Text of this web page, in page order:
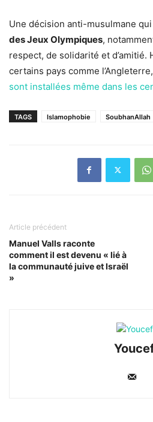
Une décision anti-musulmane
des Jeux Olympiques,
respect, de solidarité et d’amitié.
certains pays comme
sont installées même dans les
TAGS Islamophobie SoubhanAllah
Article précédent
Manuel Valls raconte
comment il est devenu « lié à
la communauté juive et Israël
»